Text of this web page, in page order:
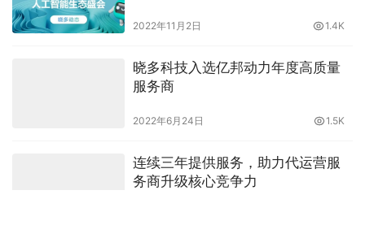
2022年11月2日 1.4K
晓多科技入选亿邦动力年度高质量
服务商
2022年6月24日 1.5K
连续三年提供服务，助力代运营服
务商升级核心竞争力